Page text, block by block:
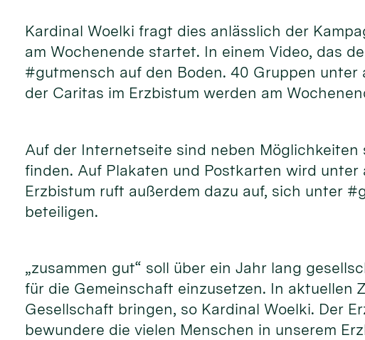
Kardinal Woelki fragt dies anlässlich der
am Wochenende startet. In einem Video, das
#gutmensch auf den Boden. 40 Gruppen
der Caritas im Erzbistum werden am
Auf der Internetseite sind neben
finden. Auf Plakaten und Postkarten wird
Erzbistum ruft außerdem dazu auf, sich unter
beteiligen.
„zusammen gut“ soll über ein Jahr lang
für die Gemeinschaft einzusetzen. In aktuellen
Gesellschaft bringen, so Kardinal Woelki. Der
bewundere die vielen Menschen in unserem